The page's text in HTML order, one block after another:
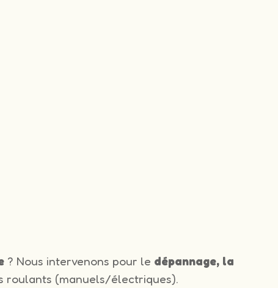
? Nous intervenons pour le dépannage, la
roulants (manuels/électriques).